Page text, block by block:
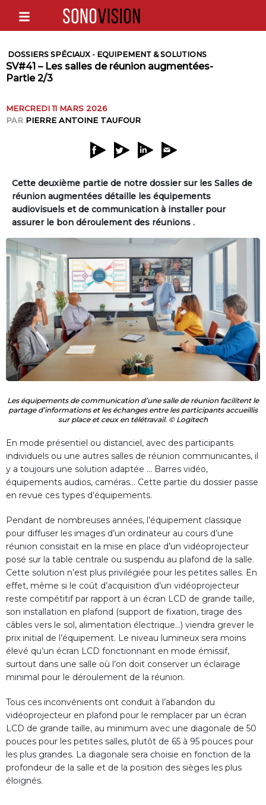
DOSSIERS SPÉCIAUX - EQUIPEMENT & SOLUTIONS
SV#41 – Les salles de réunion augmentées-
Partie 2/3
MERCREDI 11 MARS 2026
PAR PIERRE ANTOINE TAUFOUR
Cette deuxième partie de notre dossier sur les Salles de
réunion augmentées détaille les équipements
audiovisuels et de communication à installer pour
assurer le bon déroulement des réunions .
Les équipements de communication d’une salle de réunion facilitent le
partage d’informations et les échanges entre les participants accueillis
sur place et ceux en télétravail. © Logitech
En mode présentiel ou distanciel, avec des participants
individuels ou une autres salles de réunion communicantes, il
y a toujours une solution adaptée … Barres vidéo,
équipements audios, caméras… Cette partie du dossier passe
en revue ces types d’équipements.
Pendant de nombreuses années, l’équipement classique
pour diffuser les images d’un ordinateur au cours d’une
réunion consistait en la mise en place d’un vidéoprojecteur
posé sur la table centrale ou suspendu au plafond de la salle.
Cette solution n’est plus privilégiée pour les petites salles. En
effet, même si le coût d’acquisition d’un vidéoprojecteur
reste compétitif par rapport à un écran LCD de grande taille,
son installation en plafond (support de fixation, tirage des
câbles vers le sol, alimentation électrique…) viendra grever le
prix initial de l’équipement. Le niveau lumineux sera moins
élevé qu’un écran LCD fonctionnant en mode émissif,
surtout dans une salle où l’on doit conserver un éclairage
minimal pour le déroulement de la réunion.
Tous ces inconvénients ont conduit à l’abandon du
vidéoprojecteur en plafond pour le remplacer par un écran
LCD de grande taille, au minimum avec une diagonale de 50
pouces pour les petites salles, plutôt de 65 à 95 pouces pour
les plus grandes. La diagonale sera choisie en fonction de la
profondeur de la salle et de la position des sièges les plus
éloignés.